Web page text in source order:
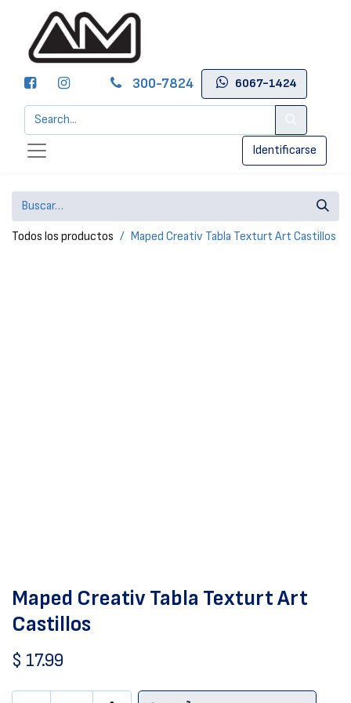
300-7824 6067-1424
Identificarse
Todos los productos Maped Creativ Tabla Texturt Art Castillos
Maped Creativ Tabla Texturt Art
Castillos
$ 17.99